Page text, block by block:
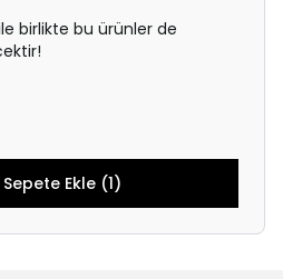
birlikte bu ürünler de
Ekle (1)